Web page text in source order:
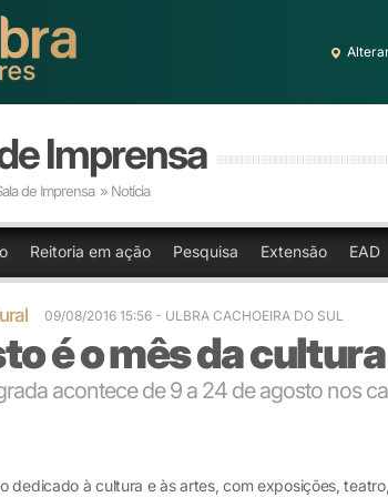
Imprensa
de Imprensa » Notícia
Reitoria em ação Pesquisa Extensão EAD
09/08/2016 15:56 - ULBRA CACHOEIRA DO SUL
é o mês da
acontece de 9 a 24 de agosto nos
dedicado à cultura e às artes, com exposições,